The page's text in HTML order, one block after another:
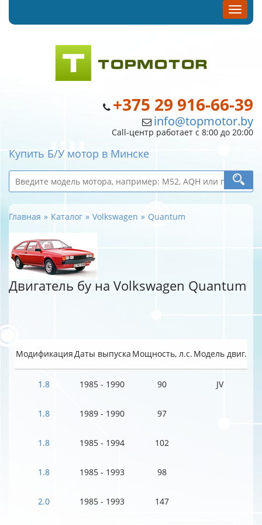
+375 29 916-66-39
info@topmotor.by
Call-центр работает с 8:00 до 20:00
Купить Б/У мотор в Минске
Главная Каталог Volkswagen Quantum
Двигатель бу на Volkswagen Quantum
МодификацияДаты выпуска Мощность, л.с. Модель двиг.
1.8 1985 - 1990 90 JV
1.8 1989 - 1990 97
1.8 1985 - 1994 102
1.8 1985 - 1993 98
2.0 1985 - 1993 147